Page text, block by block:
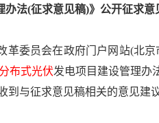
办法(征求意见稿)》公开征求意
革委员会在政府门户网站(北京
分布式光伏发电项目建设管理办
与征求意见稿相关的意见建议